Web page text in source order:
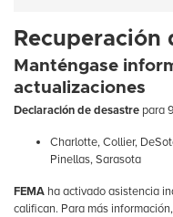
Recuperación
Manténgase
actualizaciones
Declaración de desastre para
Charlotte, Collier,
Pinellas, Sarasota
FEMA ha activado asistencia
califican. Para más